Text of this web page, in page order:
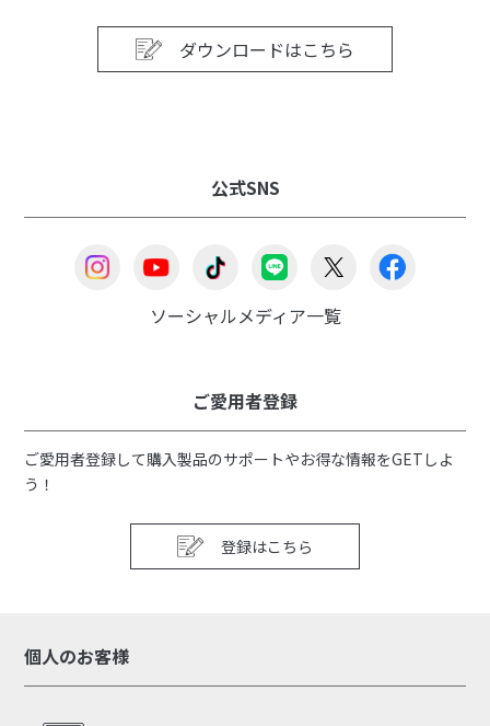
ダウンロードはこちら
公式SNS
ソーシャルメディア一覧
ご愛用者登録
ご愛用者登録して購入製品のサポートやお得な情報をGETしよ
う！
登録はこちら
個人のお客様